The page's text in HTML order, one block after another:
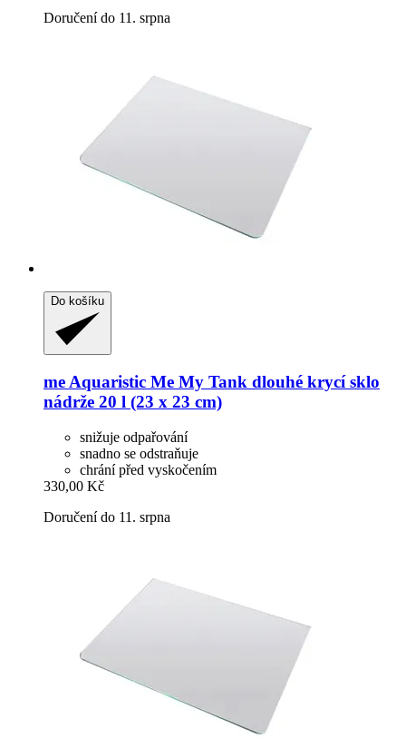
Doručení do 11. srpna
Do košíku
me Aquaristic Me My Tank dlouhé krycí sklo
nádrže 20 l (23 x 23 cm)
snižuje odpařování
snadno se odstraňuje
chrání před vyskočením
330,00 Kč
Doručení do 11. srpna